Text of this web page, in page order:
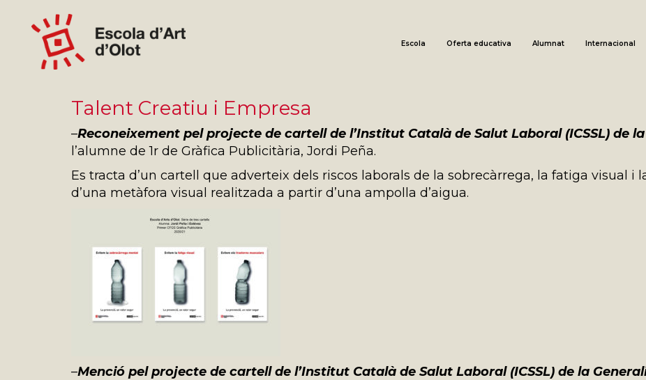
Escola Oferta educativa Alumnat Internacional
Talent Creatiu i Empresa
–Reconeixement pel projecte de cartell de l’Institut Català de Salut Laboral (ICSSL) de
l’alumne de 1r de Gràfica Publicitària, Jordi Peña.
Es tracta d’un cartell que adverteix dels riscos laborals de la sobrecàrrega, la fatiga visual i
d’una metàfora visual realitzada a partir d’una ampolla d’aigua.
–Menció pel projecte de cartell de l’Institut Català de Salut Laboral (ICSSL) de la